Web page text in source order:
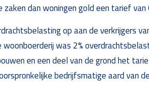
dan woningen gold een tarief van
op aan de verkrijgers
was 2%
en een deel van de grond het
bedrijfsmatige aard van de